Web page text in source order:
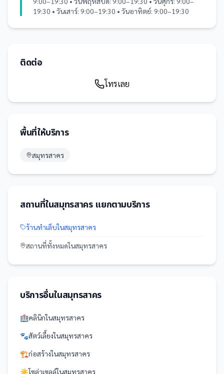
19:30 • วันเสาร์: 9:00–19:30 • วันอาทิตย์: 9:00–19:30
ติดต่อ
โทรเลย
พื้นที่ให้บริการ
สมุทรสาคร
สถานที่ในสมุทรสาครแยกตามบริการ
ร้านทำเล็บในสมุทรสาคร
สถานที่ทั้งหมดในสมุทรสาคร
บริการอื่นในสมุทรสาคร
🏥คลินิกในสมุทรสาคร
🐾สัตว์เลี้ยงในสมุทรสาคร
🏗️ก่อสร้างในสมุทรสาคร
☀️โซล่าเซลล์ในสมุทรสาคร